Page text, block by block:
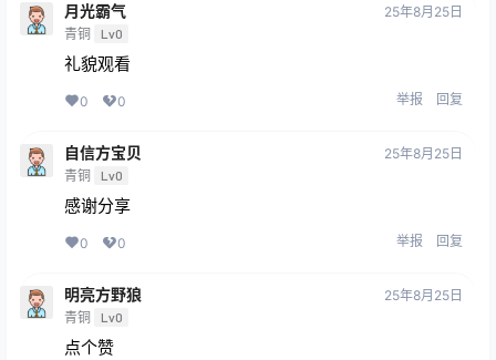
月光霸气
青铜 Lv0
25年8月25日
礼貌观看
0 0 举报 回复
自信方宝贝
青铜 Lv0
25年8月25日
感谢分享
0 0 举报 回复
明亮方野狼
青铜 Lv0
25年8月25日
点个赞